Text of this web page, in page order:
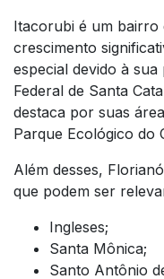
Itacorubi é um bairro
crescimento
especial devido à
Federal de Santa
destaca por suas
Parque Ecológico do
Além desses,
que podem ser
Ingleses;
Santa Mônica;
Santo Antônio